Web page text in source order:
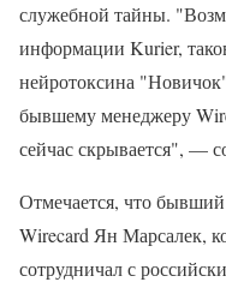
служебной тайны.
информации Kurier,
нейротоксина
бывшему менеджеру
сейчас скрывается", —
Отмечается, что
Wirecard Ян Марсалек,
сотрудничал с